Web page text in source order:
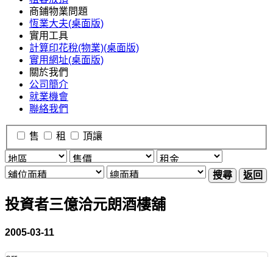
商鋪物業問題
恆業大夫(桌面版)
實用工具
計算印花稅(物業)(桌面版)
實用網址(桌面版)
關於我們
公司簡介
就業機會
聯絡我們
售 租 頂讓
搜尋 返回
投資者三億洽元朗酒樓舖
2005-03-11